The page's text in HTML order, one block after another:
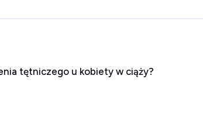
tętniczego u kobiety w ciąży?